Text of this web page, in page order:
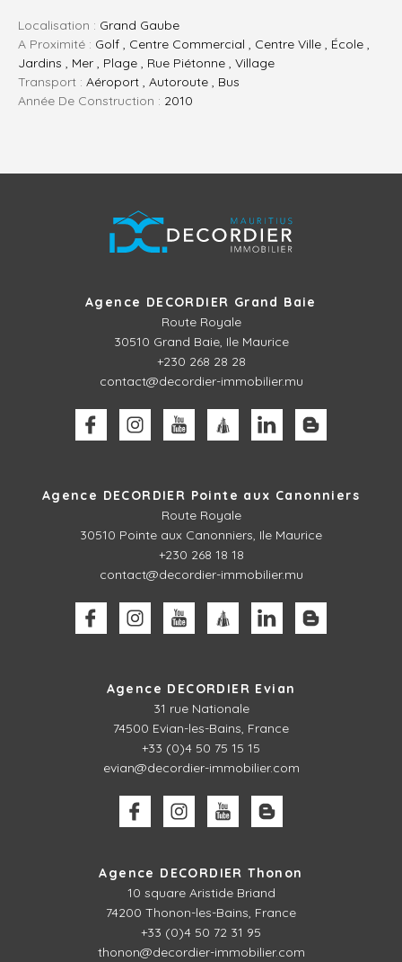
Localisation : Grand Gaube
A Proximité : Golf , Centre Commercial , Centre Ville , École ,
Jardins , Mer , Plage , Rue Piétonne , Village
Transport : Aéroport , Autoroute , Bus
Année De Construction : 2010
Agence DECORDIER Grand Baie
Route Royale
30510 Grand Baie, Ile Maurice
+230 268 28 28
contact@decordier-immobilier.mu
Agence DECORDIER Pointe aux Canonniers
Route Royale
30510 Pointe aux Canonniers, Ile Maurice
+230 268 18 18
contact@decordier-immobilier.mu
Agence DECORDIER Evian
31 rue Nationale
74500 Evian-les-Bains, France
+33 (0)4 50 75 15 15
evian@decordier-immobilier.com
Agence DECORDIER Thonon
10 square Aristide Briand
74200 Thonon-les-Bains, France
+33 (0)4 50 72 31 95
thonon@decordier-immobilier.com